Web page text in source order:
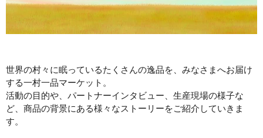
世界の村々に眠っているたくさんの逸品を、みなさまへお届け
する一村一品マーケット。
活動の目的や、パートナーインタビュー、生産現場の様子な
ど、商品の背景にある様々なストーリーをご紹介していきま
す。